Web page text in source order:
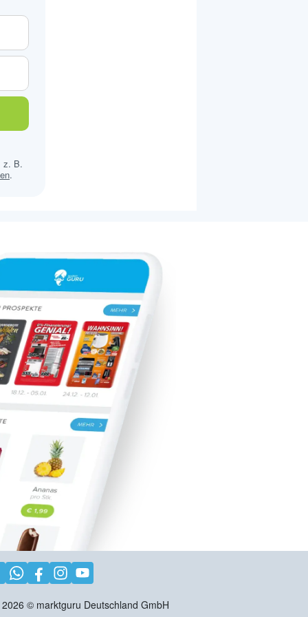
z. B.
.
2026 © marktguru Deutschland GmbH